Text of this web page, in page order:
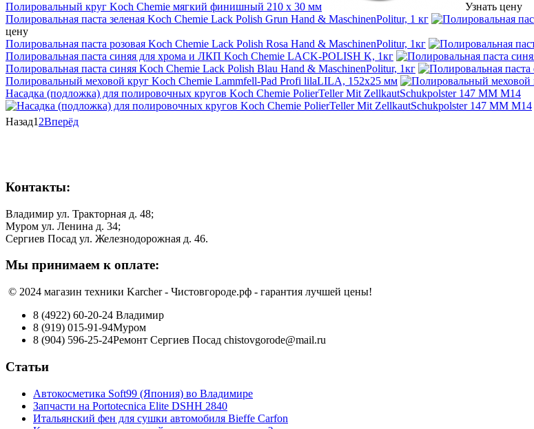
Полировальный круг Koch Chemie мягкий финишный 210 x 30 мм
Узнать цену
Полировальная паста зеленая Koch Chemie Lack Polish Grun Hand & MaschinenPolitur, 1 кг
цену
Полировальная паста розовая Koch Chemie Lack Polish Rosa Hand & MaschinenPolitur, 1кг
Полировальная паста синяя для хрома и ЛКП Koch Chemie LACK-POLISH K, 1кг
Полировальная паста синяя Koch Chemie Lack Polish Blau Hand & MaschinenPolitur, 1кг
Полировальный меховой круг Koch Chemie Lammfell-Pad Profi lilaLILA, 152х25 мм
Насадка (подложка) для полировочных кругов Koch Chemie PolierTeller Mit ZellkautSchukpolster 147 ММ М14
Назад1 2Вперёд
Контакты:
Владимир ул. Тракторная д. 48;
Муром ул. Ленина д. 34;
Сергиев Посад ул. Железнодорожная д. 46.
Мы принимаем к оплате:
© 2024 магазин техники Karcher - Чистовгороде.рф - гарантия лучшей цены!
8 (4922) 60-20-24 Владимир
8 (919) 015-91-94Муром
8 (904) 596-25-24Ремонт Сергиев Посад chistovgorode@mail.ru
Статьи
Автокосметика Soft99 (Япония) во Владимире
Запчасти на Portotecnica Elite DSHH 2840
Итальянский фен для сушки автомобиля Bieffe Carfon